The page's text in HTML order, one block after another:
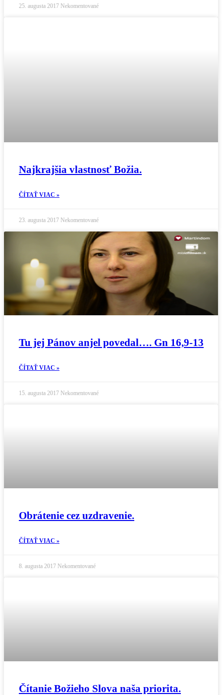
25. augusta 2017 Nekomentované
Najkrajšia vlastnosť Božia.
ČÍTAŤ VIAC »
23. augusta 2017 Nekomentované
Tu jej Pánov anjel povedal…. Gn 16,9-13
ČÍTAŤ VIAC »
15. augusta 2017 Nekomentované
Obrátenie cez uzdravenie.
ČÍTAŤ VIAC »
8. augusta 2017 Nekomentované
Čítanie Božieho Slova naša priorita.